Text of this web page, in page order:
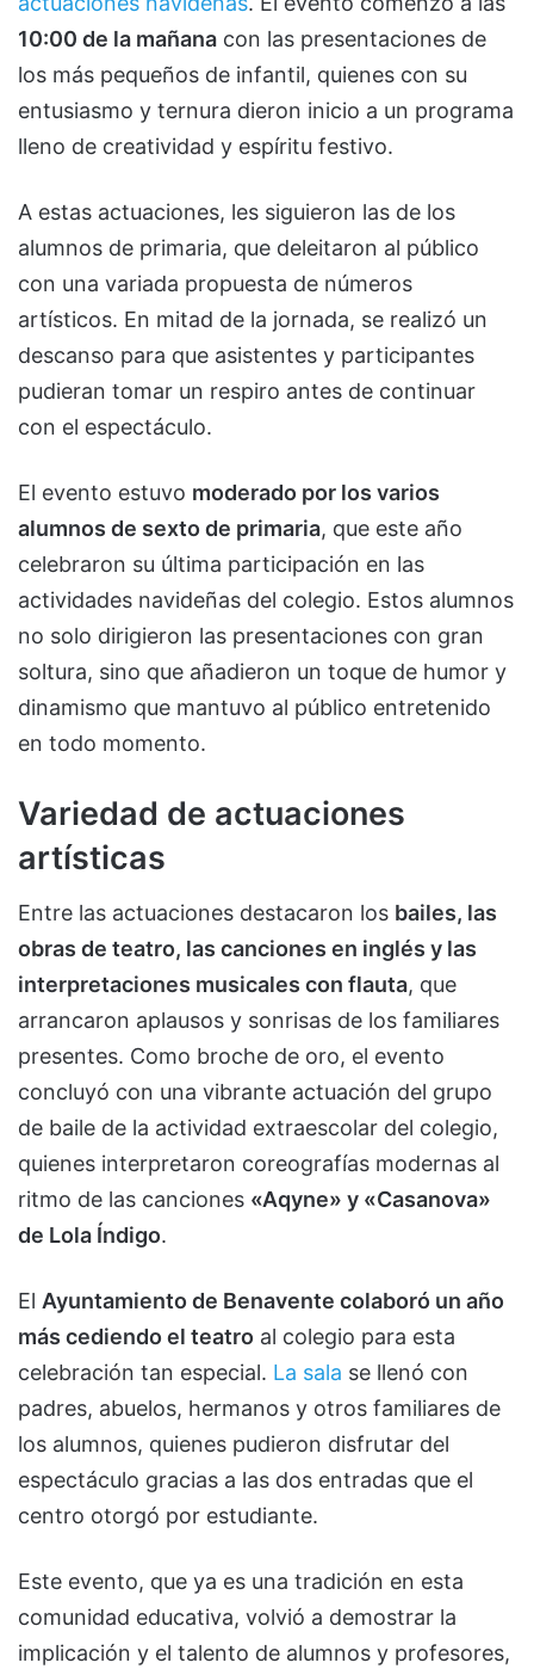
10:00 de la mañana con las presentaciones de
los más pequeños de infantil, quienes con su
entusiasmo y ternura dieron inicio a un programa
lleno de creatividad y espíritu festivo.
A estas actuaciones, les siguieron las de los
alumnos de primaria, que deleitaron al público
con una variada propuesta de números
artísticos. En mitad de la jornada, se realizó un
descanso para que asistentes y participantes
pudieran tomar un respiro antes de continuar
con el espectáculo.
El evento estuvo moderado por los varios
alumnos de sexto de primaria, que este año
celebraron su última participación en las
actividades navideñas del colegio. Estos alumnos
no solo dirigieron las presentaciones con gran
soltura, sino que añadieron un toque de humor y
dinamismo que mantuvo al público entretenido
en todo momento.
Variedad de actuaciones
artísticas
Entre las actuaciones destacaron los bailes, las
obras de teatro, las canciones en inglés y las
interpretaciones musicales con flauta, que
arrancaron aplausos y sonrisas de los familiares
presentes. Como broche de oro, el evento
concluyó con una vibrante actuación del grupo
de baile de la actividad extraescolar del colegio,
quienes interpretaron coreografías modernas al
ritmo de las canciones «Aqyne» y «Casanova»
de Lola Índigo.
El Ayuntamiento de Benavente colaboró un año
más cediendo el teatro al colegio para esta
celebración tan especial. La sala se llenó con
padres, abuelos, hermanos y otros familiares de
los alumnos, quienes pudieron disfrutar del
espectáculo gracias a las dos entradas que el
centro otorgó por estudiante.
Este evento, que ya es una tradición en esta
comunidad educativa, volvió a demostrar la
implicación y el talento de alumnos y profesores,